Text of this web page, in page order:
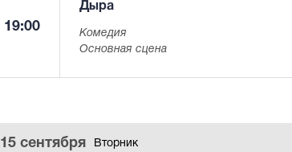
19:00
Дыра
Комедия
Основная сцена
15 сентября Вторник